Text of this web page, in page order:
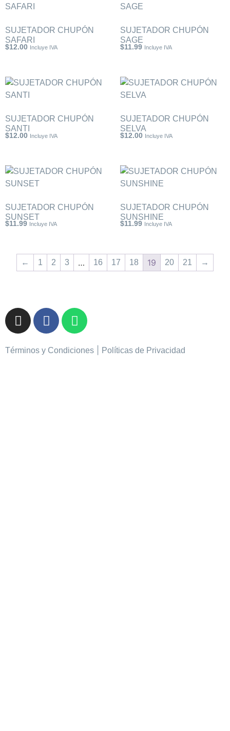
SUJETADOR CHUPÓN
SAFARI
$12.00 Incluye IVA
SUJETADOR CHUPÓN
SAGE
$11.99 Incluye IVA
SUJETADOR CHUPÓN
SANTI
$12.00 Incluye IVA
SUJETADOR CHUPÓN
SELVA
$12.00 Incluye IVA
SUJETADOR CHUPÓN
SUNSET
$11.99 Incluye IVA
SUJETADOR CHUPÓN
SUNSHINE
$11.99 Incluye IVA
← 1 2 3 … 16 17 18 19 20 21 →
Términos y Condiciones Políticas de Privacidad